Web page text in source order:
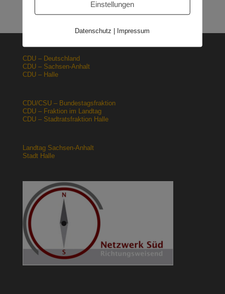
CDU – Deutschland
CDU – Sachsen-Anhalt
CDU – Halle
CDU/CSU – Bundestagsfraktion
CDU – Fraktion im Landtag
CDU – Stadtratsfraktion Halle
Landtag Sachsen-Anhalt
Stadt Halle
Einstellungen
Datenschutz | Impressum